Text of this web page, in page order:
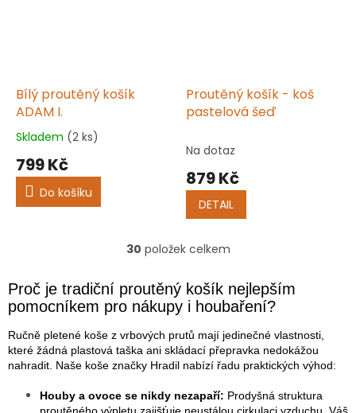
Bílý proutěný košík
ADAM I.
Průměrné
hodnocení
produktu
5,0
Skladem (2 ks)
799 Kč
Do košíku
Proutěný košík - koš
pastelová šeď
Na dotaz
879 Kč
DETAIL
O
l
á
d
a
c
í
r
v
30 položek celkem
Proč je tradiční proutěný košík nejlepším
pomocníkem pro nákupy i houbaření?
Ručně pletené koše z vrbových prutů mají jedinečné vlastnosti,
které žádná plastová taška ani skládací přepravka nedokážou
nahradit. Naše koše značky Hradil nabízí řadu praktických výhod:
Houby a ovoce se nikdy nezapaří: Prodyšná struktura